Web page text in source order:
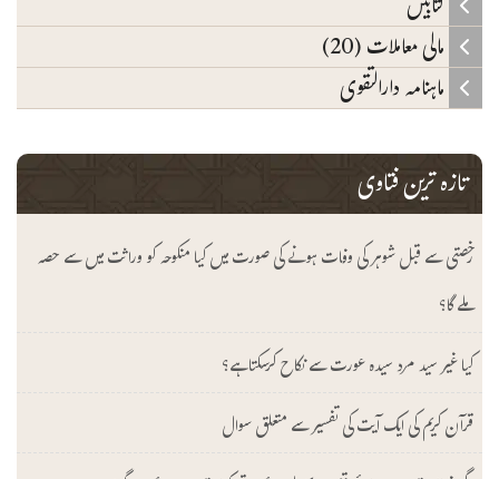
مالی معاملات (20)
ماہنامہ دارالتقوی
تازہ ترین فتاوی
رخصتی سے قبل شوہر کی وفات ہونے کی صورت میں کیا منکوحہ کو وراثت میں سے حصہ
ملے گا؟
کیا غیر سید مرد سیدہ عورت سے نکاح کرسکتا ہے؟
قرآن کریم کی ایک آیت کی تفسیر سے متعلق سوال